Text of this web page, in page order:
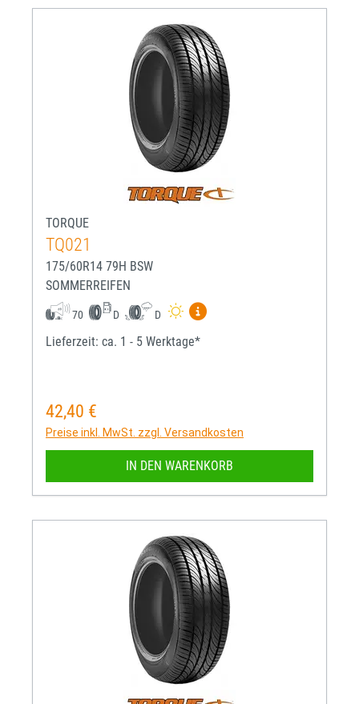
TORQUE
TQ021
175/60R14 79H BSW
SOMMERREIFEN
70 D D
Mehr Informationen zum
Lieferzeit: ca. 1 - 5 Werktage*
Regulärer Preis:
42,40 €
Preise inkl. MwSt. zzgl. Versandkosten
IN DEN WARENKORB